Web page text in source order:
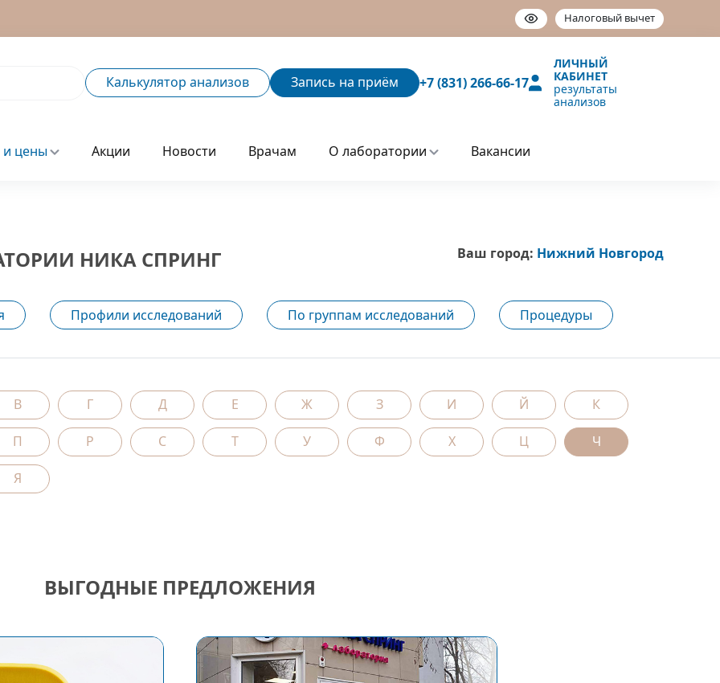
Налоговый вычет
Калькулятор анализов Запись на приём +7 (831) 266-66-17
ЛИЧНЫЙ
КАБИНЕТ
результаты
анализов
и цены Акции Новости Врачам О лаборатории Вакансии
НИКА СПРИНГ Ваш город: Нижний Новгород
Профили исследований По группам исследований Процедуры
В Г Д Е Ж З И Й К
П Р С Т У Ф Х Ц Ч
Я
ВЫГОДНЫЕ ПРЕДЛОЖЕНИЯ